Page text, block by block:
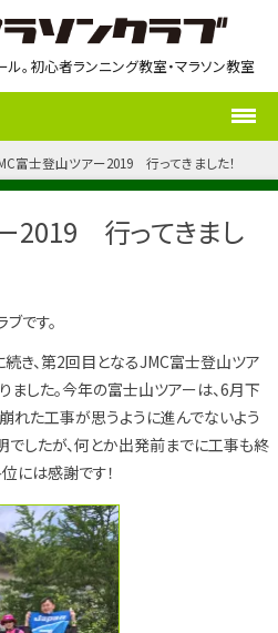
。初心者ランニング教室・マラソン教室
富士登山ツアー2019 行ってきました！
2019 行ってきまし
です。
き、第2回目となるJMC富士登山ツア
ました。今年の富士山ツアーは、6月下
た工事が思うように進んでないよう
でしたが、何とか出発前までに工事も終
には感謝です！